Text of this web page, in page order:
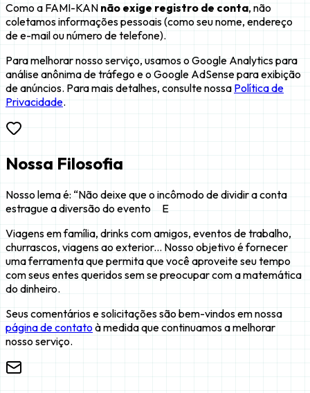
Como a FAMI-KAN não exige registro de conta, não
coletamos informações pessoais (como seu nome, endereço
de e-mail ou número de telefone).
Para melhorar nosso serviço, usamos o Google Analytics para
análise anônima de tráfego e o Google AdSense para exibição
de anúncios. Para mais detalhes, consulte nossa Política de
Privacidade.
Nossa Filosofia
Nosso lema é: “Não deixe que o incômodo de dividir a conta
estrague a diversão do evento E
Viagens em família, drinks com amigos, eventos de trabalho,
churrascos, viagens ao exterior... Nosso objetivo é fornecer
uma ferramenta que permita que você aproveite seu tempo
com seus entes queridos sem se preocupar com a matemática
do dinheiro.
Seus comentários e solicitações são bem-vindos em nossa
página de contato à medida que continuamos a melhorar
nosso serviço.